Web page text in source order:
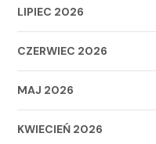
LIPIEC 2026
CZERWIEC 2026
MAJ 2026
KWIECIEŃ 2026